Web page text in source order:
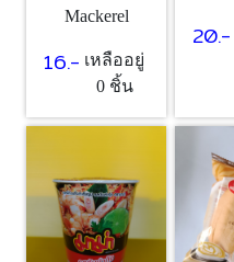
Mackerel
16.- เหลืออยู่
0 ชิ้น
20.-